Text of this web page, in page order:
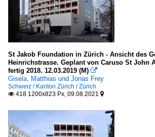
Deutschland
Europa
Schweiz
Vereinigtes Königreich
Hotels
Deutschland
Industrieanlagen
St Jakob Foundation in Zürich - Ansicht des
Heinrichstrasse. Geplant von Caruso St John
fertig 2018. 12.03.2019 (M) 
Gisela, Matthias und Jonas Frey
Schweiz / Kanton Zürich / Zürich
 418 1200x823 Px, 09.08.2021 